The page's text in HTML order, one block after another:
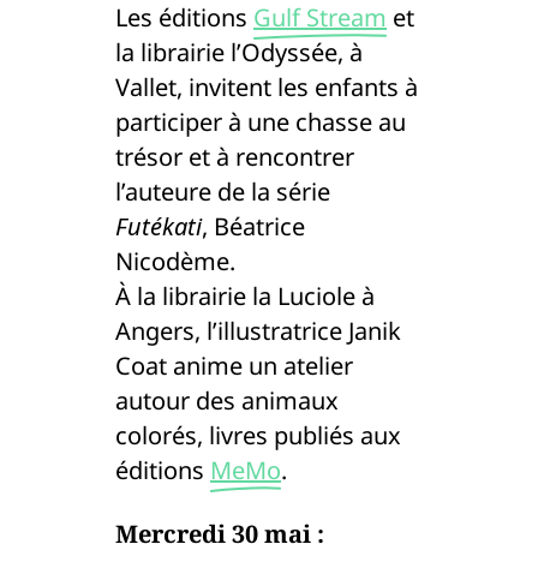
Les éditions Gulf Stream et
la librairie l’Odyssée, à
Vallet, invitent les enfants à
participer à une chasse au
trésor et à rencontrer
l’auteure de la série
Futékati, Béatrice
Nicodème.
À la librairie la Luciole à
Angers, l’illustratrice Janik
Coat anime un atelier
autour des animaux
colorés, livres publiés aux
éditions MeMo.
Mercredi 30 mai :